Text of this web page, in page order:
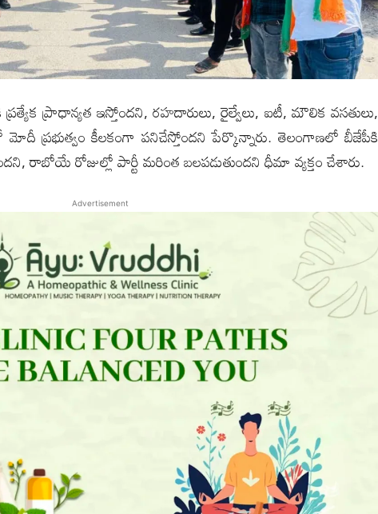
ప్రత్యేక ప్రాధాన్యత ఇస్తోందని, రహదారులు, రైల్వేలు, ఐటీ, మౌలిక వసతులు,
ప్రభుత్వం కీలకంగా పనిచేస్తోందని పేర్కొన్నారు. తెలంగాణలో బీజేపీకి
రాబోయే రోజుల్లో పార్టీ మరింత బలపడుతుందని ధీమా వ్యక్తం చేశారు.
Advertisement